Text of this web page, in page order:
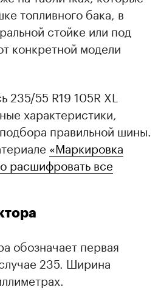
топливного бака, в
стойке или под
конкретной модели
235/55 R19 105R XL
характеристики,
правильной шины.
«Маркировка
расшифровать все
обозначает первая
235. Ширина